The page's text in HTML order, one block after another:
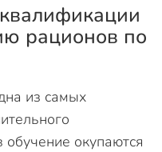
рационов по
из самых
окупаются